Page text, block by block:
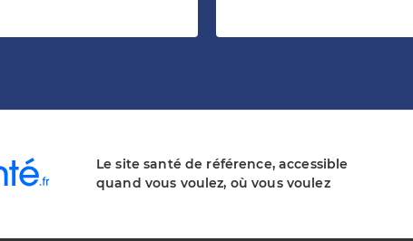
Le site santé de référence, accessible
quand vous voulez, où vous voulez